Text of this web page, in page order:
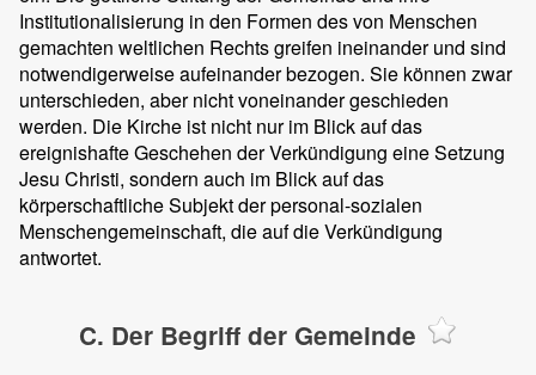
Institutionalisierung in den Formen des von Menschen
gemachten weltlichen Rechts greifen ineinander und sind
notwendigerweise aufeinander bezogen. Sie können zwar
unterschieden, aber nicht voneinander geschieden
werden. Die Kirche ist nicht nur im Blick auf das
ereignishafte Geschehen der Verkündigung eine Setzung
Jesu Christi, sondern auch im Blick auf das
körperschaftliche Subjekt der personal-sozialen
Menschengemeinschaft, die auf die Verkündigung
antwortet.
C. Der Begriff der Gemeinde